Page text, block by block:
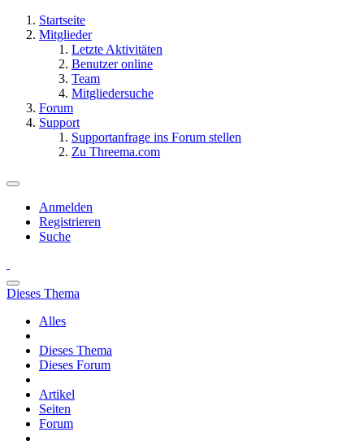
Startseite
Mitglieder
Letzte Aktivitäten
Benutzer online
Team
Mitgliedersuche
Forum
Support
Supportanfrage ins Forum stellen
Zu Threema.com
Anmelden
Registrieren
Suche
Dieses Thema
Alles
Dieses Thema
Dieses Forum
Artikel
Seiten
Forum